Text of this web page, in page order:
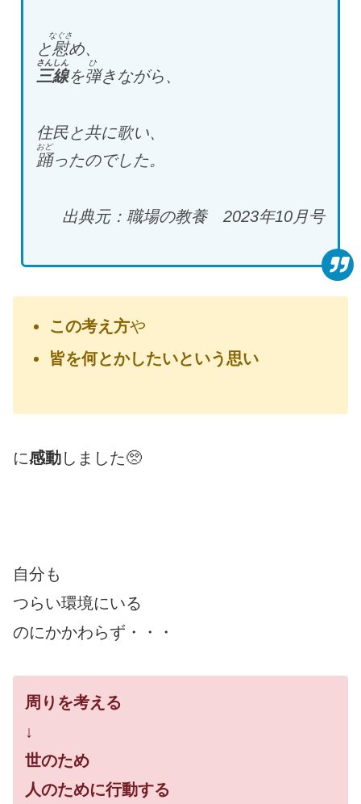
と慰
なぐさ
め、
三線
さんしん
を弾
ひ
きながら、
住民と共に歌い、
踊
おど
ったのでした。
出典元：職場の教養 2023年10月号
この考え方や
皆を何とかしたいという思い
に感動しました🥺
自分も
つらい環境にいる
のにかかわらず・・・
周りを考える
↓
世のため
人のために行動する